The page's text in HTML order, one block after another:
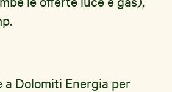
a Dolomiti Energia per